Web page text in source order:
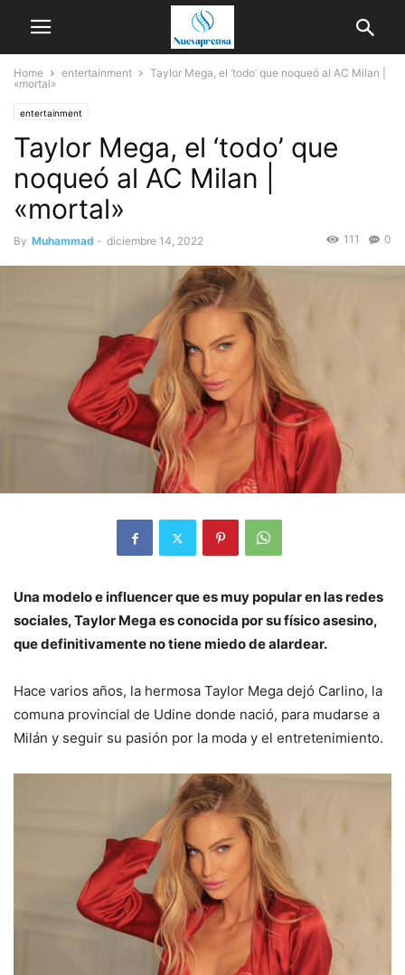
Home entertainment
Taylor Mega, el ‘todo’ que noqueó al AC Milan |
«mortal»
entertainment
Taylor Mega, el ‘todo’ que
noqueó al AC Milan |
«mortal»
By Muhammad - diciembre 14, 2022 0
111
Una modelo e influencer que es muy popular en las redes
sociales, Taylor Mega es conocida por su físico asesino,
que definitivamente no tiene miedo de alardear.
Hace varios años, la hermosa Taylor Mega dejó Carlino, la
comuna provincial de Udine donde nació, para mudarse a
Milán y seguir su pasión por la moda y el entretenimiento.